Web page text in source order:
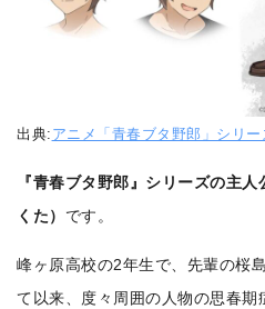
出典: アニメ「青春ブタ野郎」シリ
『青春ブタ野郎』シリーズの主
くた） です。
峰ヶ原高校の2年生で、先輩の桜
て以来、度々周囲の人物の思春期